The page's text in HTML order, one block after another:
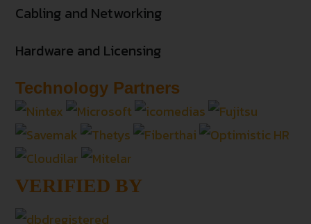
Cabling and Networking
Hardware and Licensing
Technology Partners
VERIFIED BY